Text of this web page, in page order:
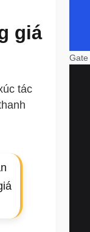
giá
tác
Gate